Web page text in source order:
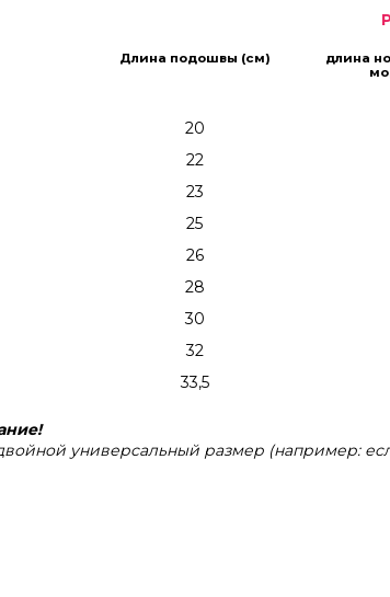
Длина подошвы (см)
длина
20
22
23
25
26
28
30
32
33,5
универсальный размер (например: